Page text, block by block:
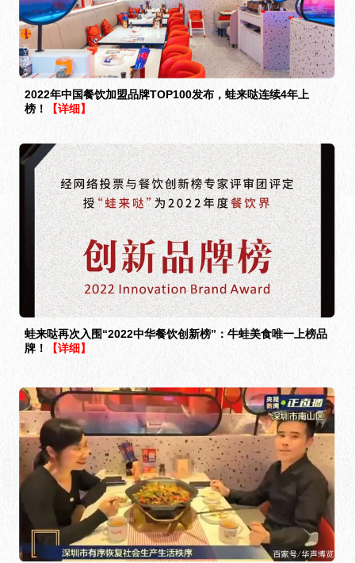
2022年中国餐饮加盟品牌TOP100发布，蛙来哒连续4年上
榜！
【详细】
蛙来哒再次入围“2022中华餐饮创新榜”：牛蛙美食唯一上榜品
牌！
【详细】